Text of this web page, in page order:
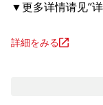
▼更多详情请见“详
詳細をみる